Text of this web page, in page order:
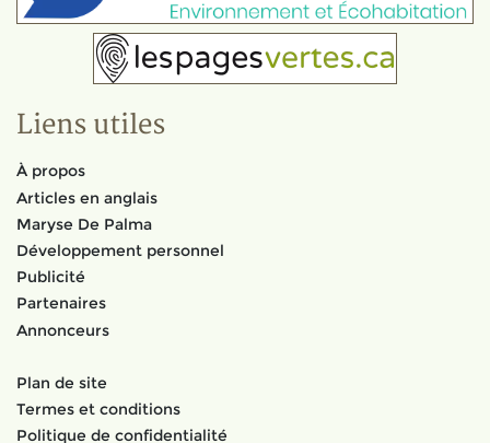
Liens utiles
À propos
Articles en anglais
Maryse De Palma
Développement personnel
Publicité
Partenaires
Annonceurs
Plan de site
Termes et conditions
Politique de confidentialité